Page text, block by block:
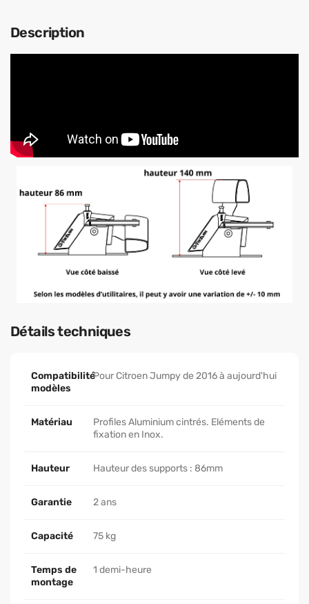
Description
Détails techniques
Compatibilité
modèles
Pour Citroen Jumpy de 2016 à aujourd'hui
Matériau
Profiles Aluminium cintrés. Eléments de
fixation en Inox.
Hauteur Hauteur des supports : 86mm
Garantie 2 ans
Capacité 75 kg
Temps de
montage
1 demi-heure